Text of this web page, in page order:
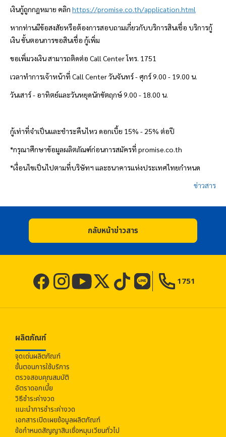
เงินกู้ถูกกฎหมาย คลิก https://promise.co.th/application.html
หากท่านมีข้อสงสัยหรือต้องการสอบถามเกี่ยวกับบริการสินเชื่อ บริการกู้
เงิน ขั้นตอนการขอสินเชื่อ กู้เพิ่ม
ขอเพิ่มวงเงิน สามารถติดต่อ Call Center โทร. 1751
เวลาทำการเจ้าหน้าที่ Call Center วันจันทร์ - ศุกร์ 9.00 - 19.00 น.
วันเสาร์ - อาทิตย์และวันหยุดนักขัตฤกษ์ 9.00 - 18.00 น.
กู้เท่าที่จำเป็นและชำระคืนไหว ดอกเบี้ย 15% - 25% ต่อปี
*กรุณาศึกษาข้อมูลผลิตภัณฑ์ก่อนการสมัครที่ promise.co.th
*เงื่อนไขเป็นไปตามที่บริษัทฯ และธนาคารแห่งประเทศไทยกำหนด
ข่าวสาร
กลับหน้าข่าวสาร
1751
ผลิตภัณฑ์
จุดเด่นผลิตภัณฑ์
ขั้นตอนการใช้บริการ
ตรวจสอบคุณสมบัติ
อัตราดอกเบี้ย
วิธีชำระค่างวด
แนะนำการชำระค่างวด
เอกสารเปิดเผยข้อมูลผลิตภัณฑ์
ข้อกำหนดสัญญาสินเชื่อหมุนเวียนทั่วไป